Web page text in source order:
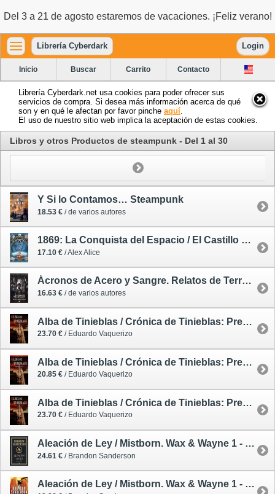
Del 3 a 21 de agosto estaremos de vacaciones. ¡Feliz verano!
Librería Cyberdark Login
Inicio Buscar Carrito Contacto
Librería Cyberdark.net usa cookies para poder ofrecer sus
servicios de compra. Si desea más información acerca de qué
son y en qué le afectan por favor pinche aquí
El uso de nuestro sitio web implica la aceptación de estas cookies.
Libros y otros Productos de steampunk - Del 1 al 30
Y Si lo Contamos… Steampunk
18.53 € / de varios autores
1869: La Conquista del Espacio / El Castillo de las Estrellas 1 (de 2) - cómic
17.10 € / Alex Alice
Ácronos de Acero y Sangre. Relatos de Terror Steampunk
16.63 € / de varios autores
Alba de Tinieblas / Crónica de Tinieblas: Precuela - tapa dura
23.70 € / Eduardo Vaquerizo
Alba de Tinieblas / Crónica de Tinieblas: Precuela - rústica
20.85 € / Eduardo Vaquerizo
Alba de Tinieblas / Crónica de Tinieblas: Precuela - tapa dura - firmado por el autor
23.70 € / Eduardo Vaquerizo
Aleación de Ley / Mistborn. Wax & Wayne 1 - tapa dura ilustrada
24.61 € / Brandon Sanderson
Aleación de Ley / Mistborn. Wax & Wayne 1 - rústica